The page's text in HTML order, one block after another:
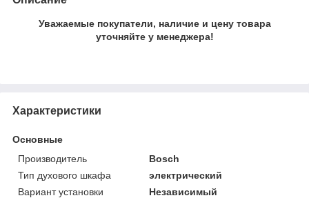
Уважаемые покупатели, наличие и цену товара
уточняйте у менеджера!
Характеристики
Основные
Производитель
Bosch
Тип духового шкафа
электрический
Вариант установки
Независимый